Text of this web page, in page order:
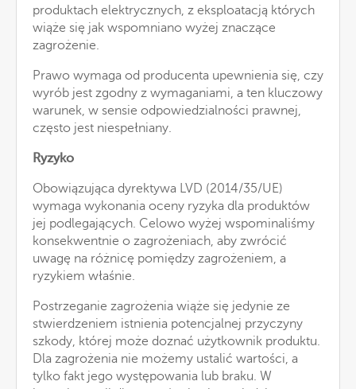
produktach elektrycznych, z eksploatacją których
wiąże się jak wspomniano wyżej znaczące
zagrożenie.
Prawo wymaga od producenta upewnienia się, czy
wyrób jest zgodny z wymaganiami, a ten kluczowy
warunek, w sensie odpowiedzialności prawnej,
często jest niespełniany.
Ryzyko
Obowiązująca dyrektywa LVD (2014/35/UE)
wymaga wykonania oceny ryzyka dla produktów
jej podlegających. Celowo wyżej wspominaliśmy
konsekwentnie o zagrożeniach, aby zwrócić
uwagę na różnicę pomiędzy zagrożeniem, a
ryzykiem właśnie.
Postrzeganie zagrożenia wiąże się jedynie ze
stwierdzeniem istnienia potencjalnej przyczyny
szkody, której może doznać użytkownik produktu.
Dla zagrożenia nie możemy ustalić wartości, a
tylko fakt jego występowania lub braku. W